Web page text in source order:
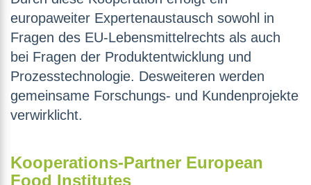
europaweiter Expertenaustausch sowohl in
Fragen des EU-Lebensmittelrechts als auch
bei Fragen der Produktentwicklung und
Prozesstechnologie. Desweiteren werden
gemeinsame Forschungs- und Kundenprojekte
verwirklicht.
Kooperations-Partner European
Food Institutes